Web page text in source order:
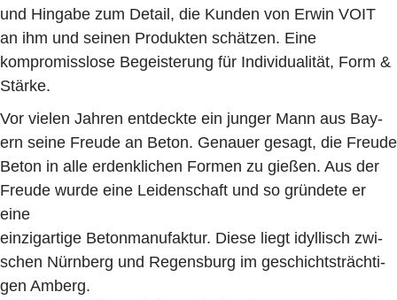
und Hingabe zum Detail, die Kunden von Erwin VOIT
an ihm und seinen Produkten schätzen. Eine
kompromiss­lose Begeisterung für Individualität, Form &
Stärke.
Vor vielen Jahren entdeckte ein junger Mann aus Bay-
ern seine Freude an Beton. Genauer gesagt, die Freude
Beton in alle erdenklichen Formen zu gießen. Aus der
Freude wurde eine Leidenschaft und so gründete er
eine
einzigartige Betonmanufaktur. Diese liegt idyllisch zwi-
schen Nürnberg und Regensburg im geschichtsträchti-
gen Amberg.